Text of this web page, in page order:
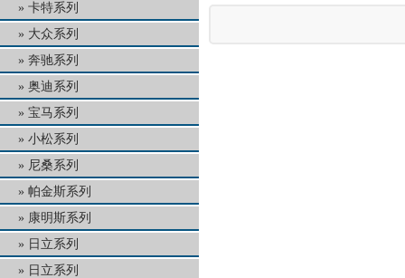
卡特系列
大众系列
奔驰系列
奥迪系列
宝马系列
小松系列
尼桑系列
帕金斯系列
康明斯系列
日立系列
日立系列